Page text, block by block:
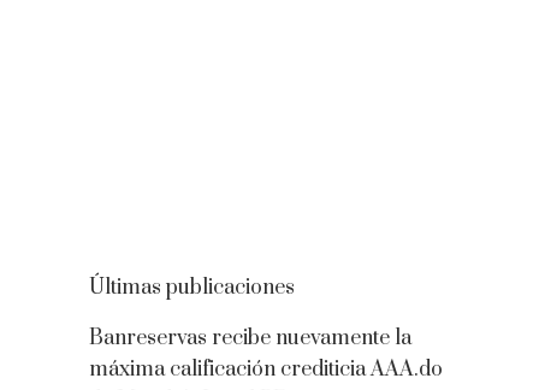
Últimas publicaciones
Banreservas recibe nuevamente la
máxima calificación crediticia AAA.do